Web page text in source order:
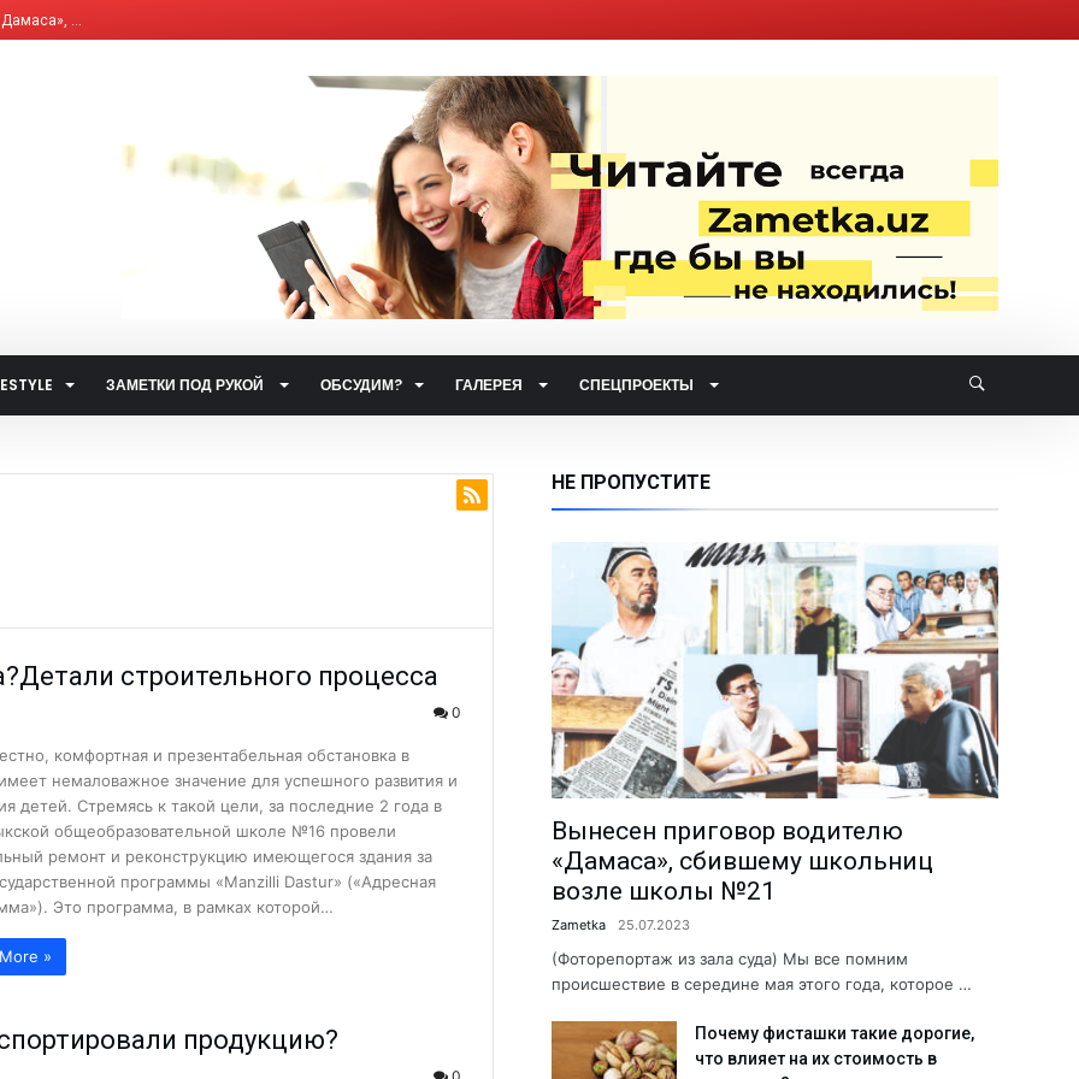
что влияет на и...
от ответственно...
студентом?...
с Днём незави...
что нужно...
комплексы...
ЗАМЕТКИ ПОД РУКОЙ ОБСУДИМ? ГАЛЕРЕЯ СПЕЦПРОЕКТЫ
строительного процесса
0
комфортная и презентабельная обстановка в
немаловажное значение для успешного развития и
детей. Стремясь к такой цели, за последние 2 года в
общеобразовательной школе №16 провели
ремонт и реконструкцию имеющегося здания за
программы «Manzilli Dastur» («Адресная
Это программа, в рамках которой…
»
продукцию?
НЕ ПРОПУСТИТЕ
Вынесен приговор водителю
«Дамаса», сбившему школьниц
возле школы №21
Zametka 25.07.2023
(Фоторепортаж из зала суда) Мы все помним
происшествие в середине мая этого года, которое …
Почему фисташки такие дорогие,
что влияет на их стоимость в